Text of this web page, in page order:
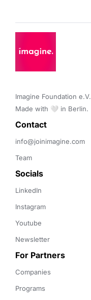
Imagine Foundation e.V.
Made with 🤍 in Berlin.
Contact
info@joinimagine.com
Team
Socials
LinkedIn
Instagram
Youtube
Newsletter
For Partners
Companies
Programs